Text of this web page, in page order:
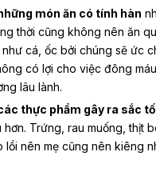
món ăn có tính hàn
thời cũng không nên ăn
như cá, ốc bởi chúng sẽ ức
có lợi cho việc đông
lâu lành.
thực phẩm gây ra sắc
hơn. Trứng, rau muống, thịt
lồi nên mẹ cũng nên kiêng